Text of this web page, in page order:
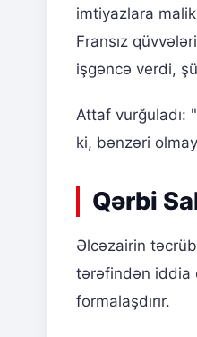
imtiyazlara
Fransız
işgəncə verdi,
Attaf vurğuladı:
ki, bənzəri
Qərbi
Əlcəzairin
tərəfindən iddia
formalaşdırır.